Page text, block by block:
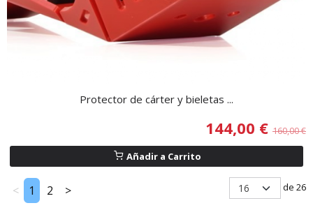
Protector de cárter y bieletas ...
144,00 € 160,00 €
Añadir a Carrito
< 1 2 > de 26